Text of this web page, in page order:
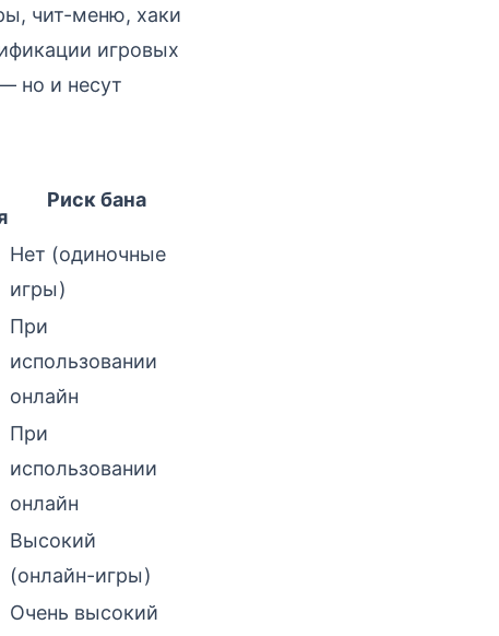
чит-меню, хаки
игровых
но и несут
Риск бана
Нет (одиночные
игры)
При
использовании
онлайн
При
использовании
онлайн
Высокий
(онлайн-игры)
Очень высокий